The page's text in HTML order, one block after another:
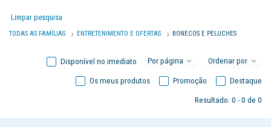
Limpar pesquisa
TODAS AS FAMÍLIAS ENTRETENIMENTO E OFERTAS BONECOS E PELUCHES
Disponível no imediato
Destaque
Promoção
Os meus produtos
Resultado: 0 - 0 de 0